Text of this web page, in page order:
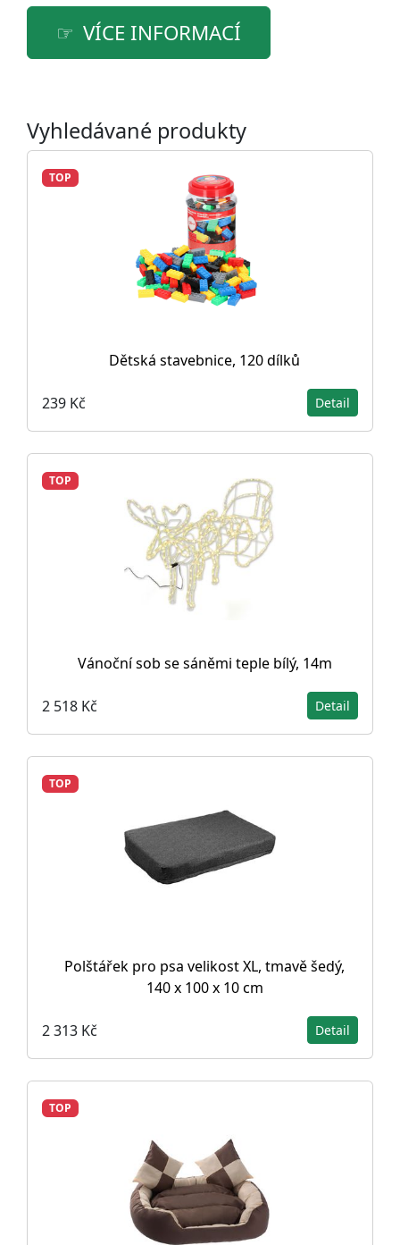
VÍCE INFORMACÍ
Vyhledávané produkty
TOP
Dětská stavebnice, 120 dílků
239 Kč Detail
TOP
Vánoční sob se sáněmi teple bílý, 14m
2 518 Kč Detail
TOP
Polštářek pro psa velikost XL, tmavě šedý,
140 x 100 x 10 cm
2 313 Kč Detail
TOP